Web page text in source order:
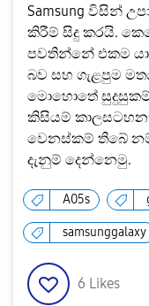
Samsung විසින්
කිරීම් සිදු කරයි.
පවතින්නේ එකම
බව සහ ගැළපුම
මොහොතේ සුදුසුකම්
කිසියම්
වෙනස්කම් තිබේ නම්
දැනුම් දෙන්නෙමු.
A05s
samsunggalaxy
6 Likes